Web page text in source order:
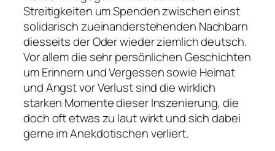
Streitigkeiten um Spenden zwischen einst
solidarisch zueinanderstehenden Nachbarn
diesseits der Oder wieder ziemlich deutsch.
Vor allem die sehr persönlichen Geschichten
um Erinnern und Vergessen sowie Heimat
und Angst vor Verlust sind die wirklich
starken Momente dieser Inszenierung, die
doch oft etwas zu laut wirkt und sich dabei
gerne im Anekdotischen verliert.